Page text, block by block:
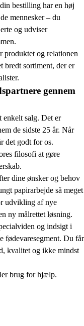
bestilling har en høj
mennesker – du
og udviser
og relationen
bredt sortiment, der er
gennem
enkelt salg. Det er
de sidste 25 år. Når
det godt for os.
filosofi at gøre
dine ønsker og behov
papirarbejde så meget
udvikling af nye
ny målrettet løsning.
og indsigt i
fødevaresegment. Du får
kvalitet og ikke mindst
brug for hjælp.